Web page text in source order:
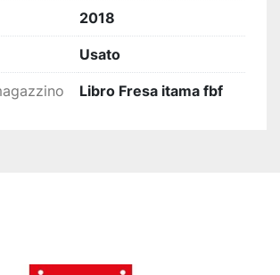
2018
Usato
Libro Fresa itama fbf